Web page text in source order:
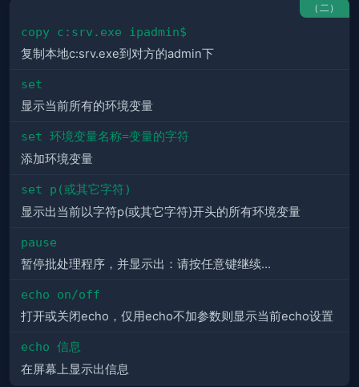
（二）
copy c:srv.exe ipadmin$
复制本地c:srv.exe到对方的admin下
set
显示当前所有的环境变量
set 环境变量名称=变量的字符
添加环境变量
set p(或其它字符)
显示出当前以字符p(或其它字符)开头的所有环境变量
pause
暂停批处理程序，并显示出：请按任意键继续…
echo on/off
打开或关闭echo，仅用echo不加参数则显示当前echo设置
echo 信息
在屏幕上显示出信息